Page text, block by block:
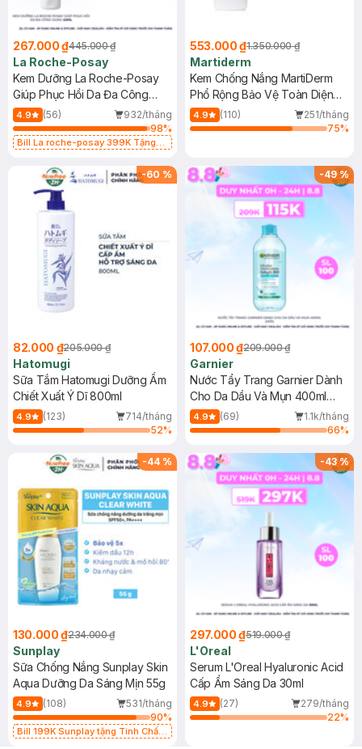
267.000 ₫445.000 ₫
La Roche-Posay
Kem Dưỡng La Roche-Posay
Giúp Phục Hồi Da Đa Công
Dụng 40ml
4.9 (56)
932/tháng
98%
Bill La roche-posay 399K Tặng
(SL có hạn)
553.000 ₫1.350.000 ₫
Martiderm
Kem Chống Nắng MartiDerm
Phổ Rộng Bảo Vệ Toàn Diện
40ml
4.9 (110)
251/tháng
75%
-60 %
82.000 ₫205.000 ₫
Hatomugi
Sữa Tắm Hatomugi Dưỡng Ẩm
Chiết Xuất Ý Dĩ 800ml
4.9 (123)
714/tháng
52%
-49%
107.000 ₫209.000 ₫
Garnier
Nước Tẩy Trang Garnier Dành
Cho Da Dầu Và Mụn 400ml
(Mới)
4.9 (69)
1.1k/tháng
66%
-44 %
130.000 ₫234.000 ₫
Sunplay
Sữa Chống Nắng Sunplay Skin
Aqua Dưỡng Da Sáng Mịn 55g
4.9 (108)
531/tháng
90%
Bill 199K Sunplay tặng Tinh Chất
-43%
297.000 ₫519.000 ₫
L'Oreal
Serum L'Oreal Hyaluronic Acid
Cấp Ẩm Sáng Da 30ml
4.9 (27)
279/tháng
22%